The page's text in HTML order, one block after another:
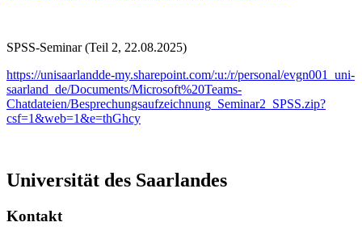
SPSS-Seminar (Teil 2, 22.08.2025)
https://unisaarlandde-my.sharepoint.com/:u:/r/personal/evgn001_uni-
saarland_de/Documents/Microsoft%20Teams-
Chatdateien/Besprechungsaufzeichnung_Seminar2_SPSS.zip?
csf=1&web=1&e=thGhcy
Universität des Saarlandes
Kontakt